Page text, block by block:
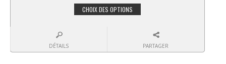
CHOIX DES OPTIONS
DÉTAILS PARTAGER